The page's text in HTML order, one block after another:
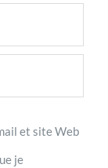
et site Web
je